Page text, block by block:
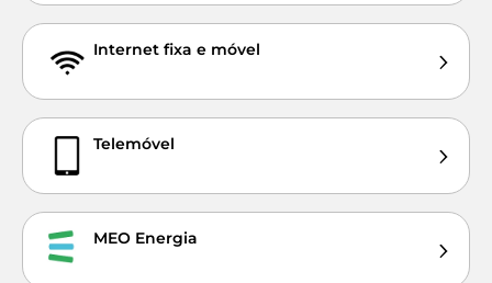
Internet fixa e móvel
Telemóvel
MEO Energia